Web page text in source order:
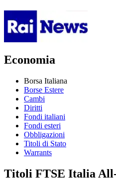
Economia
Borsa Italiana
Borse Estere
Cambi
Diritti
Fondi italiani
Fondi esteri
Obbligazioni
Titoli di Stato
Warrants
Titoli FTSE Italia